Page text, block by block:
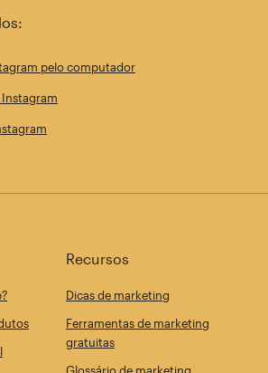
pelo computador
Recursos
Dicas de marketing
Ferramentas de marketing
gratuitas
Glossário de marketing